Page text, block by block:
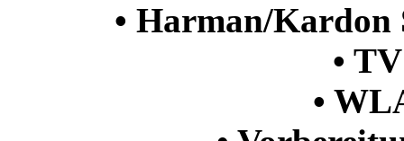
• Harman/Kardon
•
•